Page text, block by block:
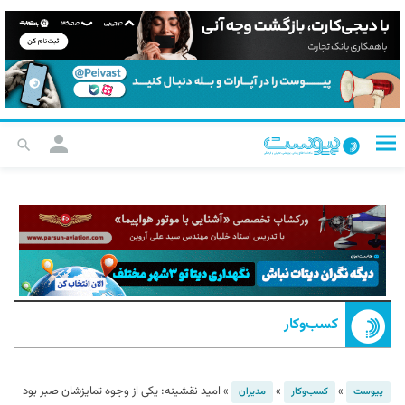
کسب‌و‌کار
پیوست » کسب‌و‌کار » مدیران » امید نقشینه: یکی از وجوه تمایزشان صبر بود